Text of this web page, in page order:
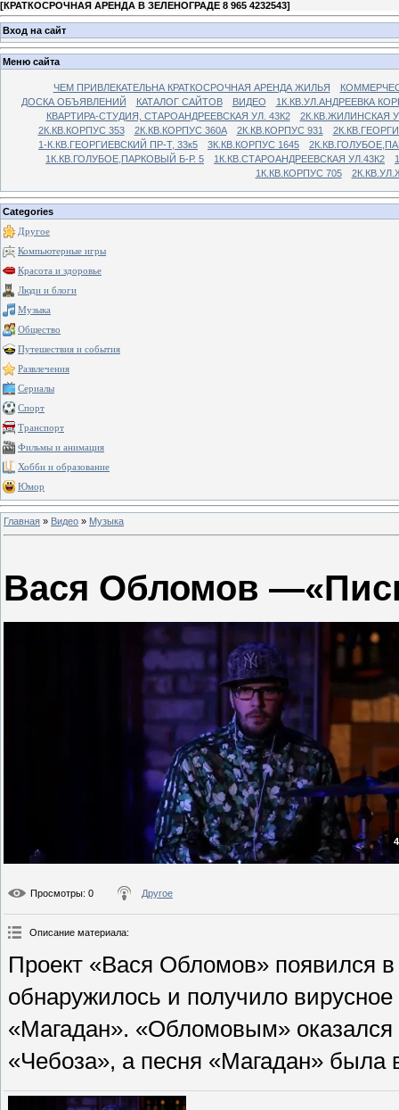
[КРАТКОСРОЧНАЯ АРЕНДА В ЗЕЛЕНОГРАДЕ 8 965 4232543]
Вход на сайт
Меню сайта
ЧЕМ ПРИВЛЕКАТЕЛЬНА КРАТКОСРОЧНАЯ АРЕНДА ЖИЛЬЯ
ДОСКА ОБЪЯВЛЕНИЙ
КАТАЛОГ САЙТОВ ВИДЕО
1К.КВ.УЛ.АНДРЕЕВКА
КВАРТИРА-СТУДИЯ, СТАРОАНДРЕЕВСКАЯ УЛ. 43К2
2К.КВ.ЖИЛИНСКАЯ
2К.КВ.КОРПУС 353
2К.КВ.КОРПУС 360А 2К.КВ.КОРПУС 931
1-К.КВ.ГЕОРГИЕВСКИЙ ПР-Т, 33к5
3К.КВ.КОРПУС 1645
1К.КВ.ГОЛУБОЕ,ПАРКОВЫЙ Б-Р. 5
1К.КВ.СТАРОАНДРЕЕВСКАЯ УЛ.43К2
1К.КВ.КОРПУС 705
Categories
Другое
Компьютерные игры
Красота и здоровье
Люди и блоги
Музыка
Общество
Путешествия и события
Развлечения
Сериалы
Спорт
Транспорт
Фильмы и анимация
Хобби и образование
Юмор
Главная » Видео » Музыка
Вася Обломов
Просмотры: 0 Другое
Описание материала:
Проект «Вася Обломов» появился в
обнаружилось и получило
«Магадан». «Обломовым»
«Чебоза», а песня «Магадан» была